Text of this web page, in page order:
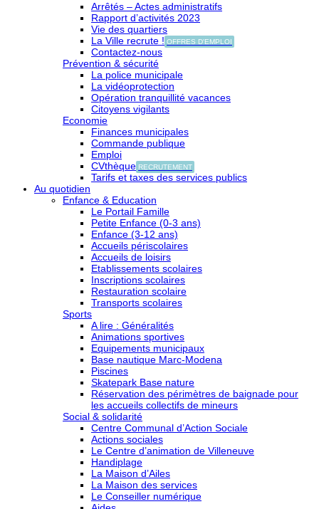
Arrêtés – Actes administratifs
Rapport d’activités 2023
Vie des quartiers
La Ville recrute ! OFFRES D'EMPLOI
Contactez-nous
Prévention & sécurité
La police municipale
La vidéoprotection
Opération tranquillité vacances
Citoyens vigilants
Economie
Finances municipales
Commande publique
Emploi
CVthèque RECRUTEMENT
Tarifs et taxes des services publics
Au quotidien
Enfance & Education
Le Portail Famille
Petite Enfance (0-3 ans)
Enfance (3-12 ans)
Accueils périscolaires
Accueils de loisirs
Etablissements scolaires
Inscriptions scolaires
Restauration scolaire
Transports scolaires
Sports
A lire : Généralités
Animations sportives
Equipements municipaux
Base nautique Marc-Modena
Piscines
Skatepark Base nature
Réservation des périmètres de baignade pour
les accueils collectifs de mineurs
Social & solidarité
Centre Communal d’Action Sociale
Actions sociales
Le Centre d’animation de Villeneuve
Handiplage
La Maison d’Ailes
La Maison des services
Le Conseiller numérique